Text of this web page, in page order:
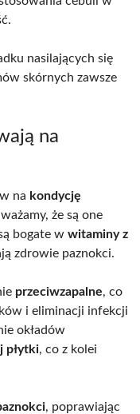
nasilających się
skórnych zawsze
na
na kondycję
że są one
bogate w witaminy z
zdrowie paznokci.
przeciwzapalne, co
i eliminacji infekcji
okładów
płytki, co z kolei
, poprawiając